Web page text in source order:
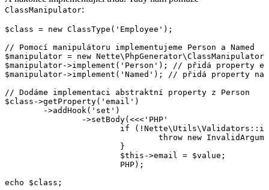
ClassManipulator:
$class = new ClassType('Employee');
// Pomocí manipulátoru implementujeme Person a Named
$manipulator = new
$manipulator->implement('Person'); // přidá property
$manipulator->implement('Named'); // přidá property
// Dodáme implementaci abstraktní property z Person
$class->getProperty('email')